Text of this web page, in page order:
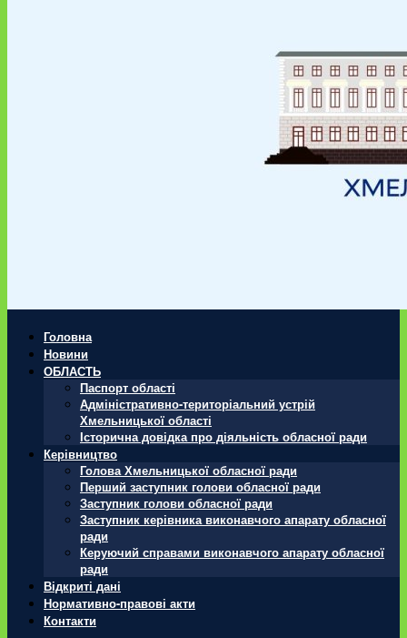
Головна
Новини
ОБЛАСТЬ
Паспорт області
Адміністративно-територіальний устрій
Хмельницької області
Історична довідка про діяльність обласної ради
Керівництво
Голова Хмельницької обласної ради
Перший заступник голови обласної ради
Заступник голови обласної ради
Заступник керівника виконавчого апарату обласної
ради
Керуючий справами виконавчого апарату обласної
ради
Відкриті дані
Нормативно-правові акти
Контакти